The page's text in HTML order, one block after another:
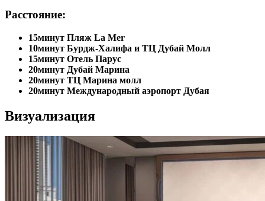
Расстояние:
15минут Пляж La Mer
10минут Бурдж-Халифа и ТЦ Дубай Молл
15минут Отель Парус
20минут Дубай Марина
20минут ТЦ Марина молл
20минут Международный аэропорт Дубая
Визуализация